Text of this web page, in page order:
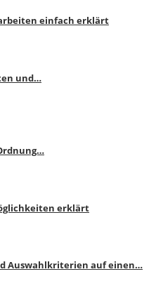
einfach erklärt
und…
erklärt
Auswahlkriterien auf einen…